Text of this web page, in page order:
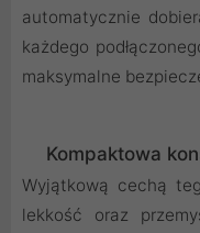
automatycznie
każdego
maksymalne
Kompaktowa
Wyjątkową cechą
lekkość oraz